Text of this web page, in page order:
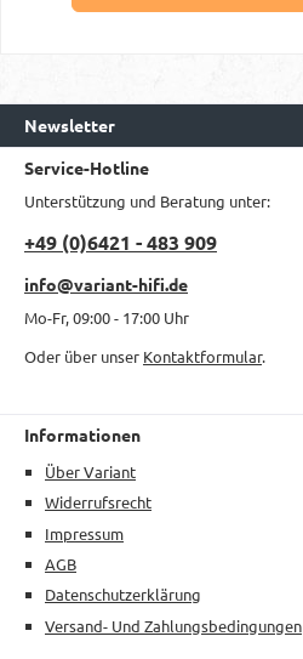
Newsletter
Service-Hotline
Unterstützung und Beratung unter:
+49 (0)6421 - 483 909
info@variant-hifi.de
Mo-Fr, 09:00 - 17:00 Uhr
Oder über unser Kontaktformular.
Informationen
Über Variant
Widerrufsrecht
Impressum
AGB
Datenschutzerklärung
Versand- Und Zahlungsbedingungen